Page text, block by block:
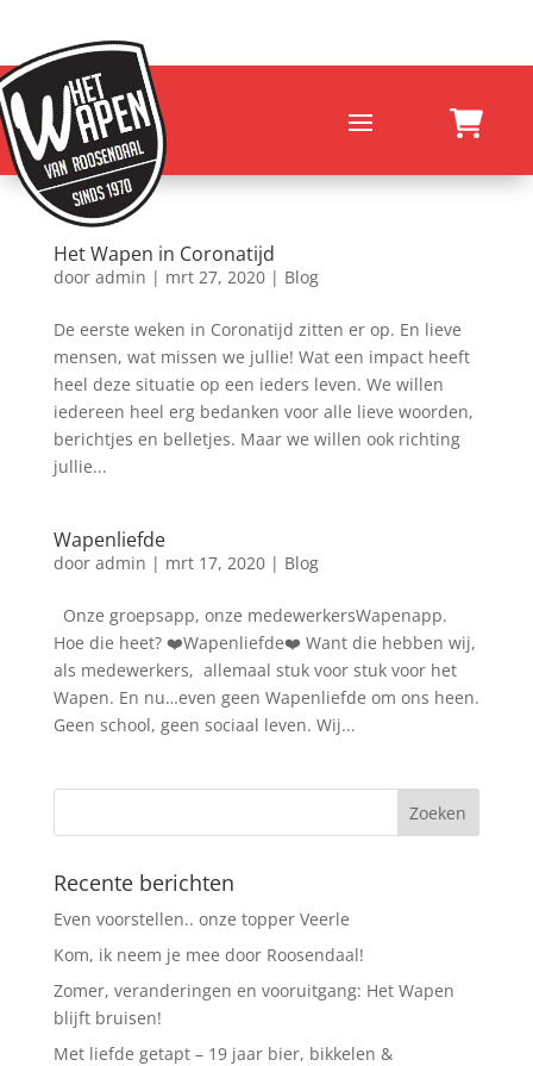
Het Wapen in Coronatijd
door admin | mrt 27, 2020| Blog
De eerste weken in Coronatijd zitten er op. En lieve
mensen, wat missen we jullie! Wat een impact heeft
heel deze situatie op een ieders leven. We willen
iedereen heel erg bedanken voor alle lieve woorden,
berichtjes en belletjes. Maar we willen ook richting
jullie...
Wapenliefde
door admin | mrt 17, 2020| Blog
Onze groepsapp, onze medewerkersWapenapp.
Hoe die heet? ❤️Wapenliefde❤️ Want die hebben wij,
als medewerkers, allemaal stuk voor stuk voor het
Wapen. En nu…even geen Wapenliefde om ons heen.
Geen school, geen sociaal leven. Wij...
Recente berichten
Even voorstellen.. onze topper Veerle
Kom, ik neem je mee door Roosendaal!
Zomer, veranderingen en vooruitgang: Het Wapen
blijft bruisen!
Met liefde getapt – 19 jaar bier, bikkelen &